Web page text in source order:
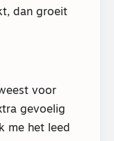
dan groeit
voor
gevoelig
me het leed